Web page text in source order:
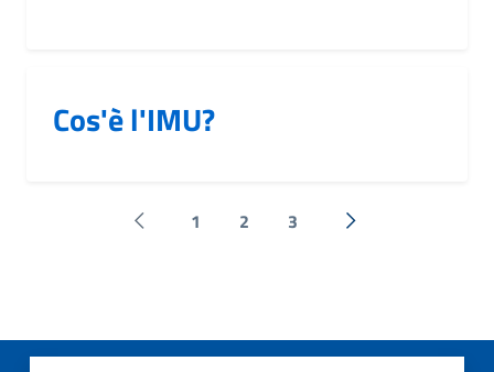
Cos'è l'IMU?
Pagina precedente
1 2 3 Successiva »